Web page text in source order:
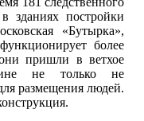
зданиях постройки
«Бутырка»,
более
пришли в ветхое
не только не
размещения людей.